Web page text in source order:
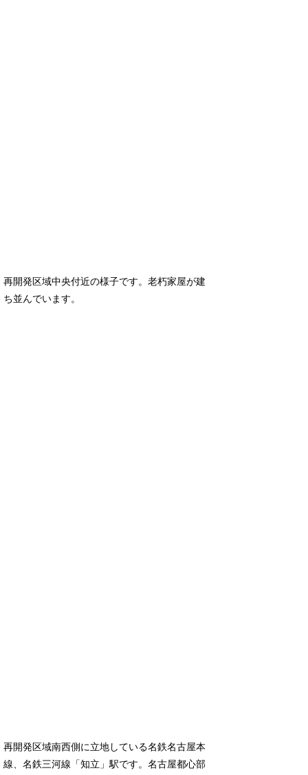
再開発区域中央付近の様子です。老朽家屋が建
ち並んでいます。
再開発区域南西側に立地している名鉄名古屋本
線、名鉄三河線「知立」駅です。名古屋都心部